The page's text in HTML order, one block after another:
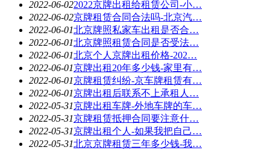
2022-06-022022京牌出租给租赁公司-小…
2022-06-02京牌租赁合同合法吗-北京汽…
2022-06-01北京牌照私家车出租是否合…
2022-06-01北京牌照租赁合同是否受法…
2022-06-01北京个人京牌出租价格-202…
2022-06-01京牌出租20年多少钱-家里有…
2022-06-01京牌租赁纠纷-京车牌租赁有…
2022-06-01京牌出租后联系不上承租人…
2022-05-31京牌出租车牌-外地车牌的车…
2022-05-31京牌租赁抵押合同要注意什…
2022-05-31京牌出租个人-如果我把自己…
2022-05-31北京京牌租赁三年多少钱-我…